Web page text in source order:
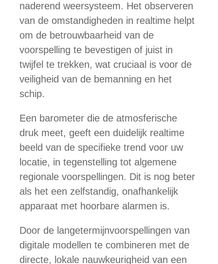
naderend weersysteem. Het observeren
van de omstandigheden in realtime helpt
om de betrouwbaarheid van de
voorspelling te bevestigen of juist in
twijfel te trekken, wat cruciaal is voor de
veiligheid van de bemanning en het
schip.
Een barometer die de atmosferische
druk meet, geeft een duidelijk realtime
beeld van de specifieke trend voor uw
locatie, in tegenstelling tot algemene
regionale voorspellingen. Dit is nog beter
als het een zelfstandig, onafhankelijk
apparaat met hoorbare alarmen is.
Door de langetermijnvoorspellingen van
digitale modellen te combineren met de
directe, lokale nauwkeurigheid van een